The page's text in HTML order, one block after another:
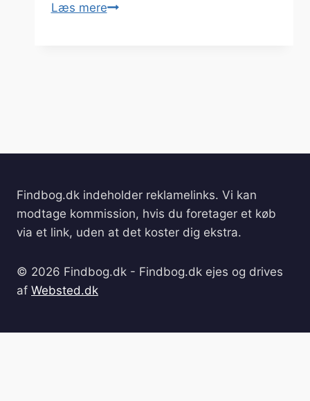
Læs mereAtomic
Findbog.dk indeholder reklamelinks. Vi kan
modtage kommission, hvis du foretager et køb
via et link, uden at det koster dig ekstra.
© 2026 Findbog.dk - Findbog.dk ejes og drives
af Websted.dk